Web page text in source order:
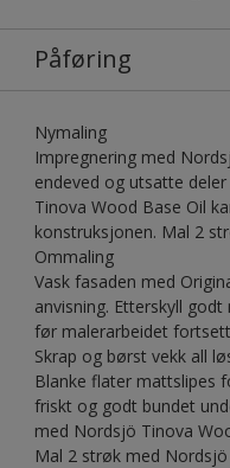
Påføring
Nymaling
Impregnering med
endeved og utsatte
Tinova Wood Base Oil
konstruksjonen. Mal 2
Ommaling
Vask fasaden med
anvisning. Etterskyll
før malerarbeidet
Skrap og børst vekk all
Blanke flater mattslipes
friskt og godt bundet
med Nordsjö Tinova
Mal 2 strøk med Nordsjö